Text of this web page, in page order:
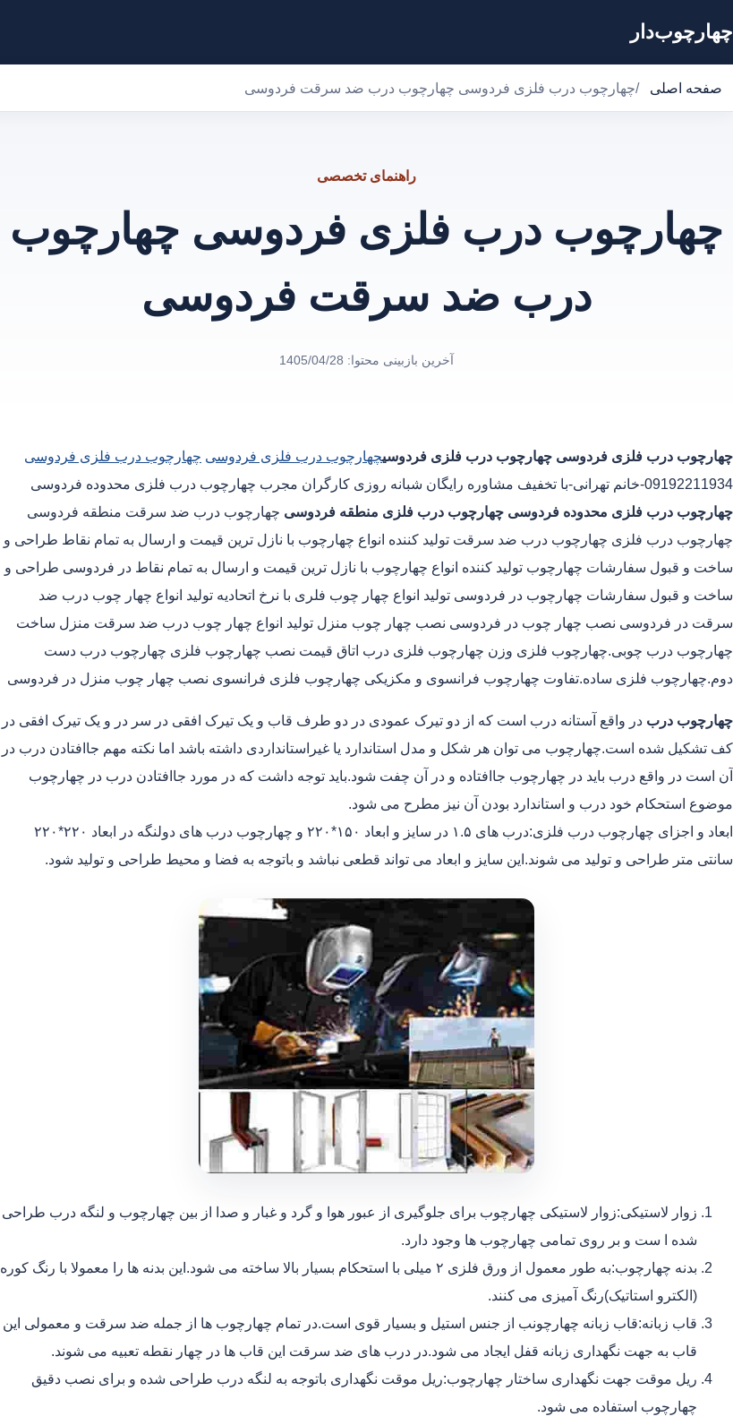
چهارچوب‌دار
صفحه اصلی /چهارچوب درب فلزی فردوسی چهارچوب درب ضد سرقت فردوسی
راهنمای تخصصی
چهارچوب درب فلزی فردوسی چهارچوب
درب ضد سرقت فردوسی
آخرین بازبینی محتوا: 1405/04/28
چهارچوب درب فلزی فردوسی چهارچوب درب فلزی فردوسیچهارچوب درب فلزی فردوسی چهارچوب درب فلزی فردوسی
09192211934-خانم تهرانی-با تخفیف مشاوره رایگان شبانه روزی کارگران مجرب چهارچوب درب فلزی محدوده فردوسی
چهارچوب درب فلزی محدوده فردوسی چهارچوب درب فلزی منطقه فردوسی چهارچوب درب ضد سرقت منطقه فردوسی
چهارچوب درب فلزی چهارچوب درب ضد سرقت تولید کننده انواع چهارچوب با نازل ترین قیمت و ارسال به تمام نقاط طراحی و
ساخت و قبول سفارشات چهارچوب تولید کننده انواع چهارچوب با نازل ترین قیمت و ارسال به تمام نقاط در فردوسی طراحی و
ساخت و قبول سفارشات چهارچوب در فردوسی تولید انواع چهار چوب فلری با نرخ اتحادیه تولید انواع چهار چوب درب ضد
سرقت در فردوسی نصب چهار چوب در فردوسی نصب چهار چوب منزل تولید انواع چهار چوب درب ضد سرقت منزل ساخت
چهارچوب درب چوبی.چهارچوب فلزی وزن چهارچوب فلزی درب اتاق قیمت نصب چهارچوب فلزی چهارچوب درب دست
دوم.چهارچوب فلزی ساده.تفاوت چهارچوب فرانسوی و مکزیکی چهارچوب فلزی فرانسوی نصب چهار چوب منزل در فردوسی
چهارچوب درب در واقع آستانه درب است که از دو تیرک عمودی در دو طرف قاب و یک تیرک افقی در سر در و یک تیرک افقی در
کف تشکیل شده است.چهارچوب می توان هر شکل و مدل استاندارد یا غیراستانداردی داشته باشد اما نکته مهم جاافتادن درب در
آن است در واقع درب باید در چهارچوب جاافتاده و در آن چفت شود.باید توجه داشت که در مورد جاافتادن درب در چهارچوب
موضوع استحکام خود درب و استاندارد بودن آن نیز مطرح می شود.
ابعاد و اجزای چهارچوب درب فلزی:درب های ۱.۵ در سایز و ابعاد ۱۵۰*۲۲۰ و چهارچوب درب های دولنگه در ابعاد ۲۲۰*۲۲۰
سانتی متر طراحی و تولید می شوند.این سایز و ابعاد می تواند قطعی نباشد و باتوجه به فضا و محیط طراحی و تولید شود.
زوار لاستیکی:زوار لاستیکی چهارچوب برای جلوگیری از عبور هوا و گرد و غبار و صدا از بین چهارچوب و لنگه درب طراحی
شده ا ست و بر روی تمامی چهارچوب ها وجود دارد.
بدنه چهارچوب:به طور معمول از ورق فلزی ۲ میلی با استحکام بسیار بالا ساخته می شود.این بدنه ها را معمولا با رنگ کوره
(الکترو استاتیک)رنگ آمیزی می کنند.
قاب زبانه:قاب زبانه چهارچونب از جنس استیل و بسیار قوی است.در تمام چهارچوب ها از جمله ضد سرقت و معمولی این
قاب به جهت نگهداری زبانه قفل ایجاد می شود.در درب های ضد سرقت این قاب ها در چهار نقطه تعبیه می شوند.
ریل موقت جهت نگهداری ساختار چهارچوب:ریل موقت نگهداری باتوجه به لنگه درب طراحی شده و برای نصب دقیق
چهارچوب استفاده می شود.